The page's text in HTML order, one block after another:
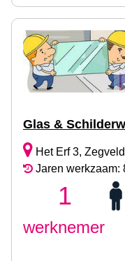
Glas &
Het Erf 3, Zegveld
Jaren werkzaam:
1
werknemer